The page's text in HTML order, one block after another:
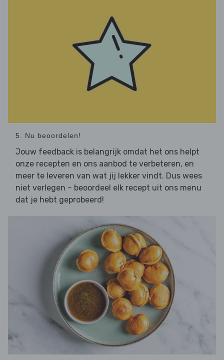
5. Nu beoordelen!
Jouw feedback is belangrijk omdat het ons helpt
onze recepten en ons aanbod te verbeteren, en
meer te leveren van wat jij lekker vindt. Dus wees
niet verlegen – beoordeel elk recept uit ons menu
dat je hebt geprobeerd!